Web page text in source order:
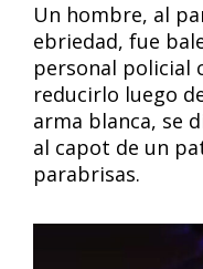
Un hombre, al
ebriedad, fue
personal policial
reducirlo luego
arma blanca, se
al capot de un
parabrisas.